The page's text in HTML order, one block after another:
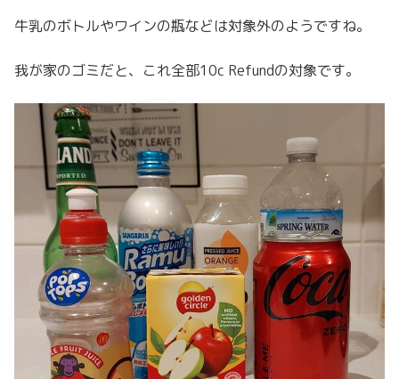
牛乳のボトルやワインの瓶などは対象外のようですね。
我が家のゴミだと、これ全部10c Refundの対象です。